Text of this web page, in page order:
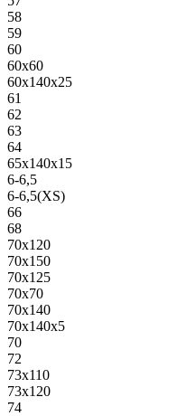
58
59
60
60х60
60х140х25
61
62
63
64
65х140х15
6-6,5
6-6,5(XS)
66
68
70х120
70х150
70х125
70х70
70х140
70х140х5
70
72
73х110
73х120
74